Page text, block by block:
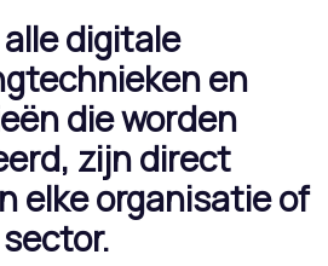
digitale
en
die worden
zijn direct
elke organisatie of
sector.